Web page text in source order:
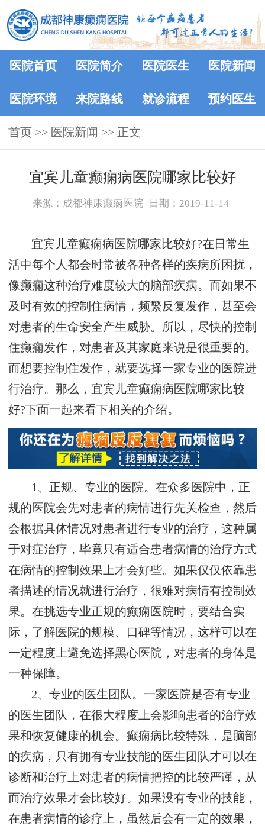
医院首页 医院简介 医院医生 医院新闻
医院环境 来院路线 就诊流程 预约医生
首页 >> 医院新闻 >> 正文
宜宾儿童癫痫病医院哪家比较好
来源：成都神康癫痫医院 日期：2019-11-14
宜宾儿童癫痫病医院哪家比较好?在日常生
活中每个人都会时常被各种各样的疾病所困扰，
像癫痫这种治疗难度较大的脑部疾病。而如果不
及时有效的控制住病情，频繁反复发作，甚至会
对患者的生命安全产生威胁。所以，尽快的控制
住癫痫发作，对患者及其家庭来说是很重要的。
而想要控制住发作，就要选择一家专业的医院进
行治疗。那么，宜宾儿童癫痫病医院哪家比较
好?下面一起来看下相关的介绍。
1、正规、专业的医院。在众多医院中，正
规的医院会先对患者的病情进行先关检查，然后
会根据具体情况对患者进行专业的治疗，这种属
于对症治疗，毕竟只有适合患者病情的治疗方式
在病情的控制效果上才会好些。如果仅仅依靠患
者描述的情况就进行治疗，很难对病情有控制效
果。在挑选专业正规的癫痫医院时，要结合实
际，了解医院的规模、口碑等情况，这样可以在
一定程度上避免选择黑心医院，对患者的身体是
一种保障。
2、专业的医生团队。一家医院是否有专业
的医生团队，在很大程度上会影响患者的治疗效
果和恢复健康的机会。癫痫病比较特殊，是脑部
的疾病，只有拥有专业技能的医生团队才可以在
诊断和治疗上对患者的病情把控的比较严谨，从
而治疗效果才会比较好。如果没有专业的技能，
在患者病情的诊疗上，虽然后会有一定的效果，